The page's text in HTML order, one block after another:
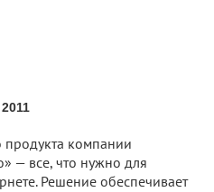
продукта компании
— все, что нужно для
Решение обеспечивает